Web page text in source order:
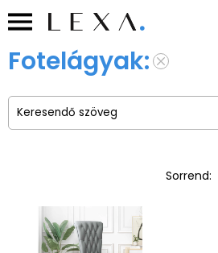
Fotelágyak:
Sorrend: